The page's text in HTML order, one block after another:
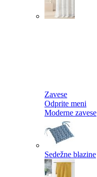
Zavese
Odprite meni
Moderne zavese
Sedežne blazine